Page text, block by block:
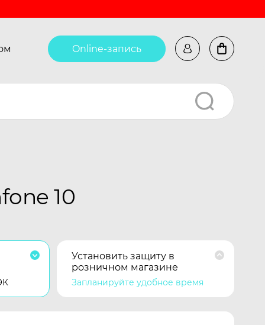
Online-запись
10
Установить защиту в
розничном магазине
Запланируйте удобное время